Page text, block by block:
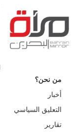
من نحن؟
أخبار
التعليق السياسي
تقارير